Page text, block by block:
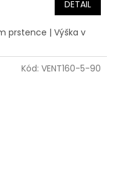
A
DETAIL
prstence | Výška v
Kód: VENT160-5-90